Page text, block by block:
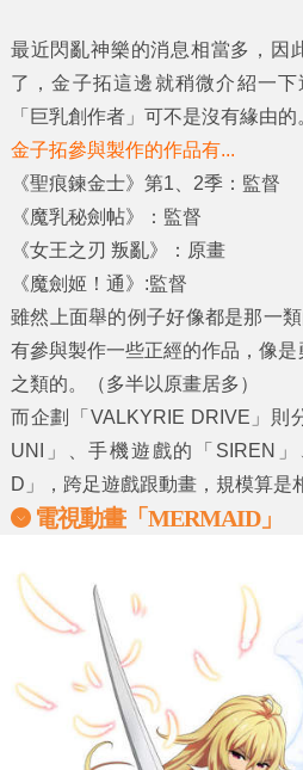
最近閃亂神樂的消息相當多，因
了，金子拓這邊就稍微介紹一
「巨乳創作者」可不是沒有緣由的
金子拓參與製作的作品有...
《聖痕鍊金士》第1、2季：監督
《魔乳秘劍帖》：監督
《女王之刃 叛亂》：原畫
《魔劍姬！通》:監督
雖然上面舉的例子好像都是那一
有參與製作一些正經的作品，像
之類的。（多半以原畫居多）
而企劃「VALKYRIE DRIVE」則
UNI」、手機遊戲的「SIREN」
D」，跨足遊戲跟動畫，規模算是
電視動畫「MERMAID」